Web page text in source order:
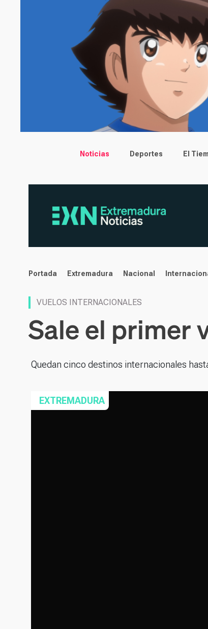
Main menu
Noticias Deportes El
noticias
Portada Extremadura Nacional
VUELOS INTERNACIONALES
Sale el primer
Quedan cinco destinos internacionales
EXTREMADURA